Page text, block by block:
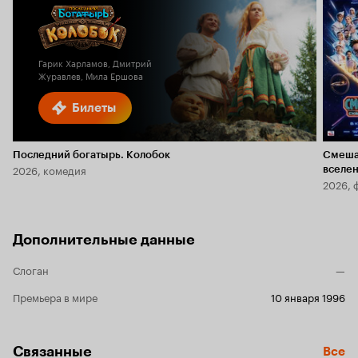
Билеты
Гарик Харламов, Дмитрий
Журавлев, Мила Ершова
Последний богатырь. Колобок
2026, комедия
2026,
Дополнительные данные
Слоган
—
Премьера в мире
10 января 1996
Связанные Все